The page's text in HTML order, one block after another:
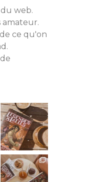
web.
amateur.
ce qu'on